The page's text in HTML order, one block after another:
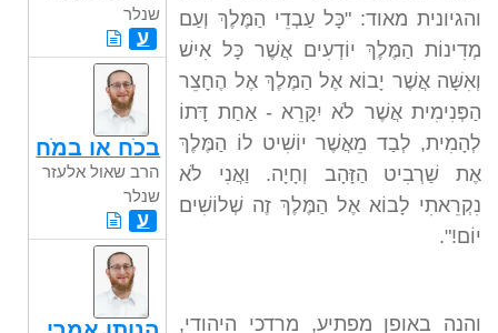
והגיונית מאוד: "כָּל עַבְדֵי הַמֶּלֶךְ וְעַם
מְדִינוֹת הַמֶּלֶךְ יוֹדְעִים אֲשֶׁר כָּל אִישׁ
וְאִשָּׁה אֲשֶׁר יָבוֹא אֶל הַמֶּלֶךְ אֶל הֶחָצֵר
הַפְּנִימִית אֲשֶׁר לֹא יִקָּרֵא - אַחַת דָּתוֹ
לְהָמִית, לְבַד מֵאֲשֶׁר יוֹשִׁיט לוֹ הַמֶּלֶךְ
אֶת שַׁרְבִיט הַזָּהָב וְחָיָה. וַאֲנִי לֹא
נִקְרֵאתִי לָבוֹא אֶל הַמֶּלֶךְ זֶה שְׁלוֹשִׁים
יוֹם!".
והנה באופן מפתיע, מרדכי היהודי,
שנלר
ע
בכֹח או במֹח
הרב שאול אלעזר
שנלר
ע